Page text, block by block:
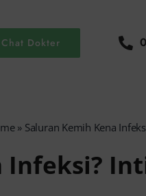
Chat Dokter
» Saluran Kemih Kena
Infeksi?